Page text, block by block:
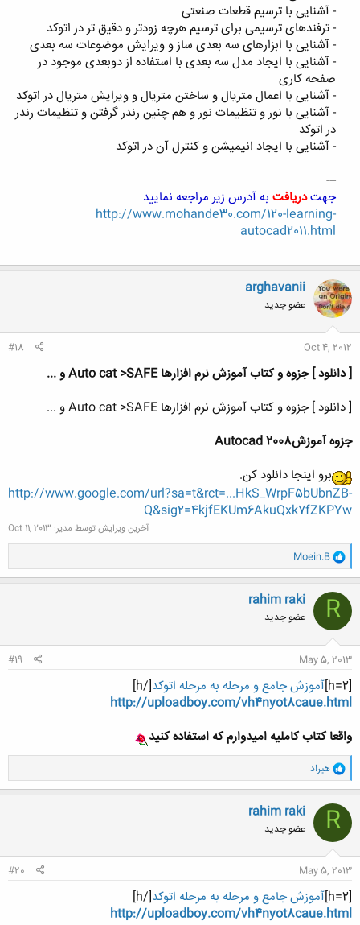
- آشنایی با ترسیم قطعات صنعتی
- ترفندهای ترسیمی برای ترسیم هرچه زودتر و دقیق تر در اتوکد
- آشنایی با ابزارهای سه بعدی ساز و ویرایش موضوعات سه بعدی
- آشنایی با ایجاد مدل سه بعدی با استفاده از دوبعدی موجود در
صفحه کاری
- آشنایی با اعمال متریال و ساختن متریال و ویرایش متریال در اتوکد
- آشنایی با نور و تنظیمات نور و هم چنین رندر گرفتن و تنظیمات رندر
در اتوکد
- آشنایی با ایجاد انیمیشن و کنترل آن در اتوکد
---
جهتدریافت به آدرس زیر مراجعه نمایید
http://www.mohande30.com/120-learning-
autocad2011.html
arghavanii
عضو جدید
Oct 4, 2012
#18
[ دانلود ] جزوه و کتاب آموزش نرم افزارها Auto cat >SAFE و ...
[ دانلود ] جزوه و کتاب آموزش نرم افزارها Auto cat >SAFE و ...
جزوه آموزشAutocad 2008
برو اینجا دانلود کن.
http://www.google.com/url?sa=t&rct=...HkS_WrpF5bUbnZB-
Q&sig2=4kjfEKUm6AkuQxk7fZKPYw
آخرین ویرایش توسط مدیر: Oct 11, 2013
و
ا
ک
ن
ش
ه
ا
Moein.B
R
rahim raki
عضو جدید
May 5, 2013
#19
[h=2] آموزش جامع و مرحله به مرحله اتوکد[/h]
http://uploadboy.com/vh4nyot8caue.html
واقعا کتاب کاملیه امیدوارم که استفاده کنید
و
ا
ک
ن
ش
ه
ا
هیراد
R
rahim raki
عضو جدید
May 5, 2013
#20
[h=2] آموزش جامع و مرحله به مرحله اتوکد[/h]
http://uploadboy.com/vh4nyot8caue.html